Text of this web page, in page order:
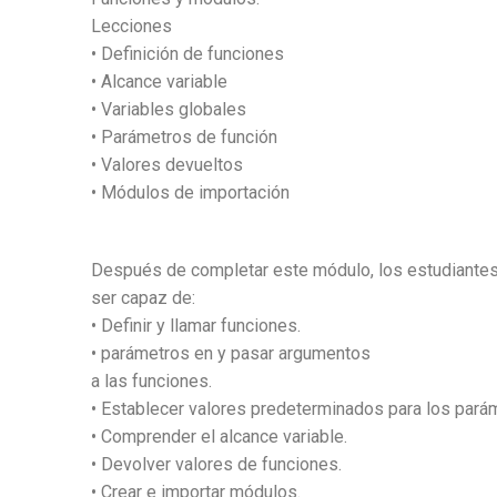
Lecciones
• Definición de funciones
• Alcance variable
• Variables globales
• Parámetros de función
• Valores devueltos
• Módulos de importación
Después de completar este módulo, los estudiantes
ser capaz de:
• Definir y llamar funciones.
• parámetros en y pasar argumentos
a las funciones.
• Establecer valores predeterminados para los
• Comprender el alcance variable.
• Devolver valores de funciones.
• Crear e importar módulos.